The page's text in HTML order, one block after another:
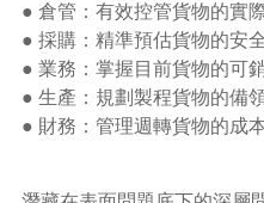
● 倉管：有效控管貨物的實
● 採購：精準預估貨物的安
● 業務：掌握目前貨物的可
● 生產：規劃製程貨物的備
● 財務：管理週轉貨物的成